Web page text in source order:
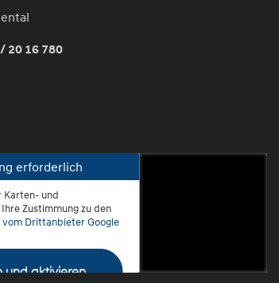
20 16 780
erforderlich
Karten- und
Zustimmung zu den
Drittanbieter Google
und aktivieren